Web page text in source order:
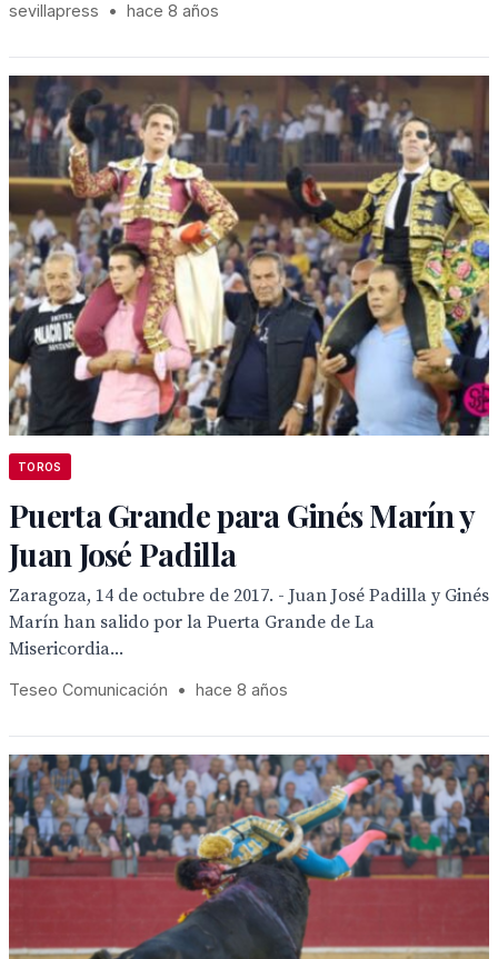
sevillapress • hace 8 años
TOROS
Puerta Grande para Ginés Marín y
Juan José Padilla
Zaragoza, 14 de octubre de 2017. - Juan José Padilla y Ginés
Marín han salido por la Puerta Grande de La
Misericordia...
Teseo Comunicación • hace 8 años